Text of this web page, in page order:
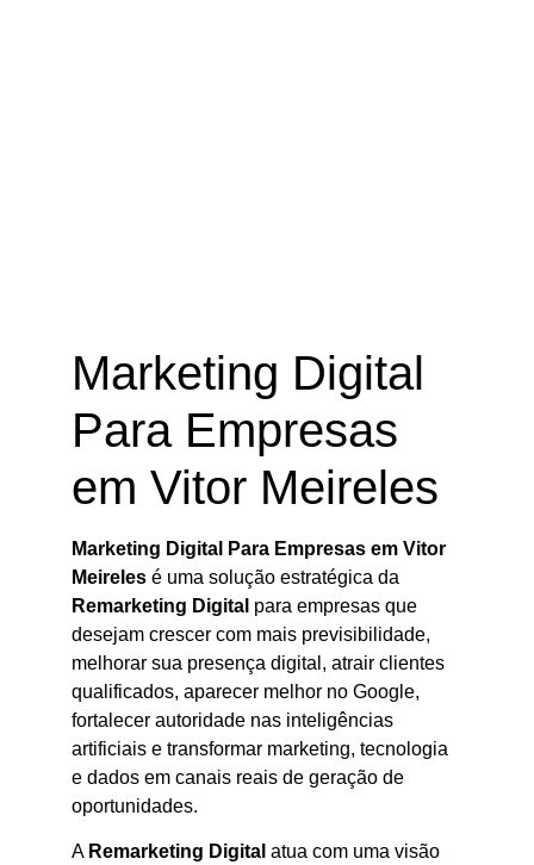
Marketing Digital
Para Empresas
em Vitor Meireles
Marketing Digital Para Empresas em Vitor
Meireles é uma solução estratégica da
Remarketing Digital para empresas que
desejam crescer com mais previsibilidade,
melhorar sua presença digital, atrair clientes
qualificados, aparecer melhor no Google,
fortalecer autoridade nas inteligências
artificiais e transformar marketing, tecnologia
e dados em canais reais de geração de
oportunidades.
A Remarketing Digital atua com uma visão